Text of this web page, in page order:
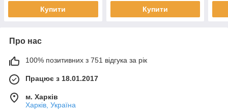
Купити Купити
Про нас
100% позитивних з 751 відгука за рік
Працює з 18.01.2017
м. Харків
Харків, Україна